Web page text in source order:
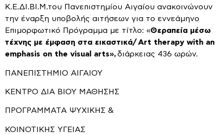
Κ.Ε.ΔΙ.ΒΙ.Μ.του Πανεπιστημίου Αιγαίου ανακοινώνουν
την έναρξη υποβολής αιτήσεων για το εννεάμηνο
Επιμορφωτικό Πρόγραμμα με τίτλο: «Θεραπεία μέσω
τέχνης με έμφαση στα εικαστικά/Art therapy with an
emphasis on the visual arts»,διάρκειας 436 ωρών.
ΠΑΝΕΠΙΣΤΗΜΙΟ ΑΙΓΑΙΟΥ
ΚΕΝΤΡΟ ΔΙΑ ΒΙΟΥ ΜΑΘΗΣΗΣ
ΠΡΟΓΡΑΜΜΑΤΑ ΨΥΧΙΚΗΣ &
ΚΟΙΝΟΤΙΚΗΣ ΥΓΕΙΑΣ